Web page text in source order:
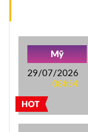
HOT
Mỹ
29/07/2026
08h54